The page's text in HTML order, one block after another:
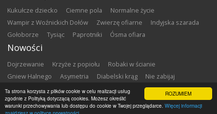
ROZUMIEM
Ta strona korzysta z plików cookie w celu realizacji usług
zgodnie z Polityką dotyczącą cookies. Możesz określić
warunki przechowywania lub dostępu do cookie w Twojej przeglądarce. Więcej informacji
Kukułcze dziecko Ciemne pola
Normalne życie
Wampir z Woźnickich Dołów
Zwierzę ofiarne
Indyjska szarada
Gołoborze
Tysiąc Paprotniki Ósma ofiara
Nowości
Dojrzewanie Krzyże z popiołu
Robaki w ścianie
Gniew Halnego
Asymetria Diabelski krąg
Nie zabijaj
Dowody zbrodni
Zemsta Matki chrzestne
Copyright ©2026Zbrodnia w Bibliotece